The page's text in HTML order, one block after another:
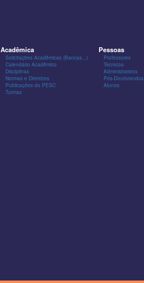
Acadêmica
Solicitações Acadêmicas (Bancas...)
Calendário Acadêmico
Disciplinas
Normas e Diretrizes
Publicações do PESC
Turmas
Pessoas
Professores
Técnicos-
Administrativos
Pós-Doutorandos
Alunos